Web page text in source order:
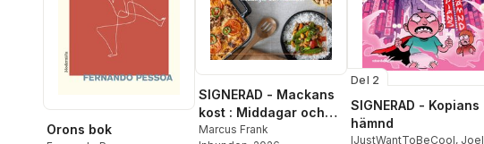
Orons bok
SIGNERAD - Mackans
kost : Middagar och
matlådor
Marcus Frank
Del 2
SIGNERAD - Kopians
hämnd
IJustWantToBeCool, Joel